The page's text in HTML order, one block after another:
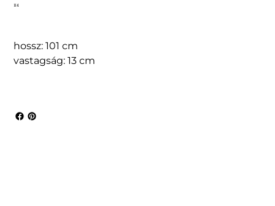
H4
hossz: 101 cm
vastagság: 13 cm